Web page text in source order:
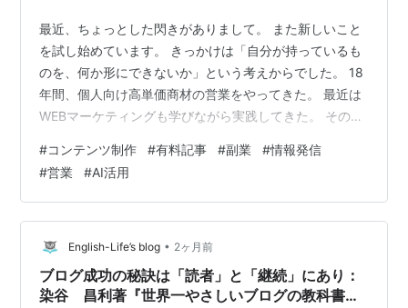
最近、ちょっとした閃きがありまして。 また新しいこと
を試し始めています。 きっかけは「自分が持っているも
のを、何か形にできないか」という考えからでした。 18
年間、個人向け高単価商材の営業をやってきた。 最近は
WEBマーケティングも学びながら実践してきた。 その中
それって誰かの役に立てるんじゃないかと。 AIとやりと
りしながらアイデアを整理して、先日からnoteで記事を
書き始めました。 noteって、文章を書いて発信できるプ
ラットフォームで、 有料記事も作れるんですよね。 試し
に無料記事と有料記事、両方作ってみました。 まだやり
始めたばかりな…
#コンテンツ制作 #有料記事 #副業 #情報発信
#営業 #AI活用
English-Life’s blog • 2ヶ月前
ブログ成功の秘訣は「読者」と「継続」にあり：
染谷 昌利著『世界一やさしいブログの教科書１